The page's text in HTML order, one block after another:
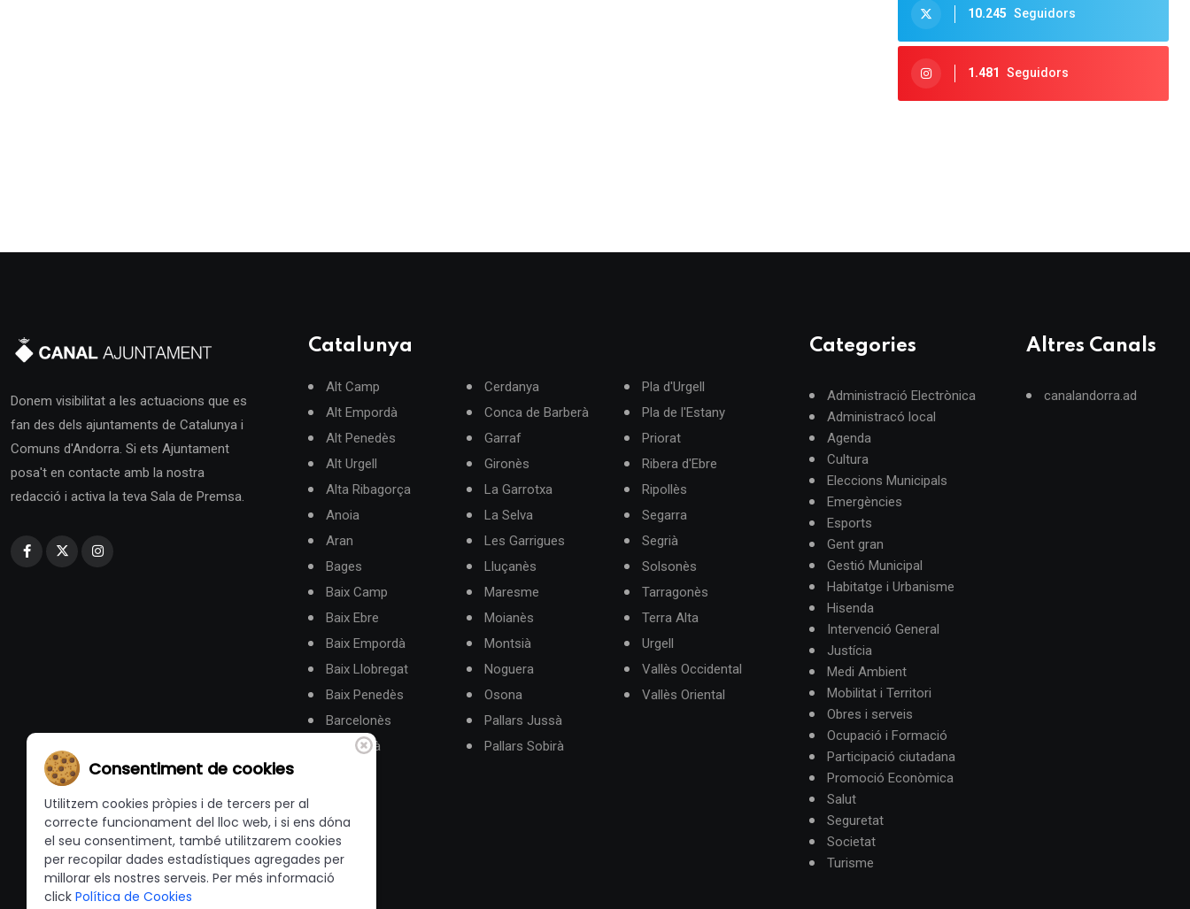
10.245 Seguidors
1.481 Seguidors
Donem visibilitat a les actuacions que es
fan des dels ajuntaments de Catalunya i
Comuns d'Andorra. Si ets Ajuntament
posa't en contacte amb la nostra
redacció i activa la teva Sala de Premsa.
Catalunya
Alt Camp
Alt Empordà
Alt Penedès
Alt Urgell
Alta Ribagorça
Anoia
Aran
Bages
Baix Camp
Baix Ebre
Baix Empordà
Baix Llobregat
Baix Penedès
Barcelonès
Berguedà
Cerdanya
Conca de Barberà
Garraf
Gironès
La Garrotxa
La Selva
Les Garrigues
Lluçanès
Maresme
Moianès
Montsià
Noguera
Osona
Pallars Jussà
Pallars Sobirà
Pla d'Urgell
Pla de l'Estany
Priorat
Ribera d'Ebre
Ripollès
Segarra
Segrià
Solsonès
Tarragonès
Terra Alta
Urgell
Vallès Occidental
Vallès Oriental
Categories
Administració Electrònica
Administracó local
Agenda
Cultura
Eleccions Municipals
Emergències
Esports
Gent gran
Gestió Municipal
Habitatge i Urbanisme
Hisenda
Intervenció General
Justícia
Medi Ambient
Mobilitat i Territori
Obres i serveis
Ocupació i Formació
Participació ciutadana
Promoció Econòmica
Salut
Seguretat
Societat
Turisme
Altres Canals
canalandorra.ad
Consentiment de cookies
Utilitzem cookies pròpies i de tercers per al
correcte funcionament del lloc web, i si ens dóna
el seu consentiment, també utilitzarem cookies
per recopilar dades estadístiques agregades per
millorar els nostres serveis. Per més informació
click Política de Cookies